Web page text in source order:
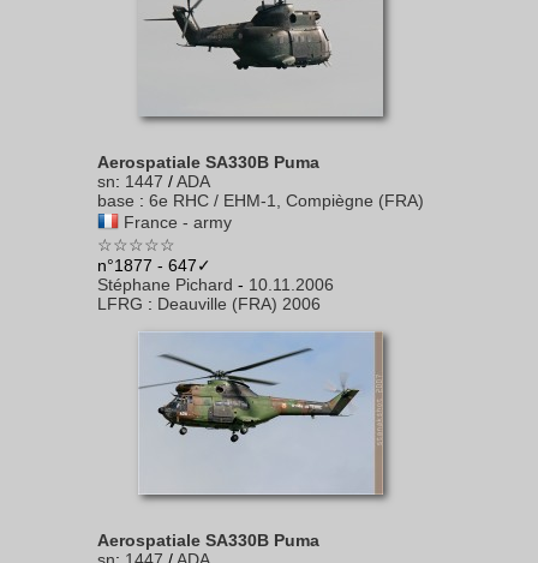
Aerospatiale SA330B Puma
sn: 1447 /ADA
base : 6e RHC / EHM-1, Compiègne (FRA)
France - army
☆☆☆☆☆
n°1877 - 647✓
Stéphane Pichard - 10.11.2006
LFRG : Deauville (FRA) 2006
Aerospatiale SA330B Puma